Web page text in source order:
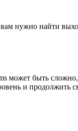
нужно найти
может быть
и продолжить